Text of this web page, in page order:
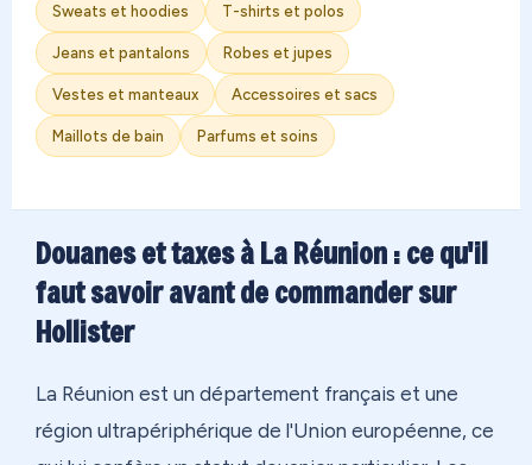
Sweats et hoodies T-shirts et polos
Jeans et pantalons Robes et jupes
Vestes et manteaux Accessoires et sacs
Maillots de bain Parfums et soins
Douanes et taxes à La Réunion : ce qu'il
faut savoir avant de commander sur
Hollister
La Réunion est un département français et une
région ultrapériphérique de l'Union européenne, ce